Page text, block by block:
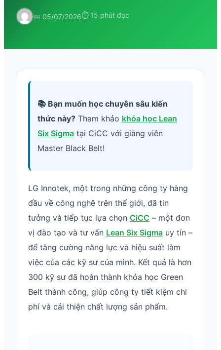
📅 05/07/2026⏱ 15 phút đọc
📚 Bạn muốn học chuyên sâu kiến
thức này? Tham khảo khóa học Lean
Six Sigma tại CiCC với giảng viên
Master Black Belt!
LG Innotek, một trong những công ty hàng
đầu về công nghệ trên thế giới, đã tin
tưởng và tiếp tục lựa chọn CiCC – một đơn
vị đào tạo và tư vấn Lean Six Sigma uy tín –
để tăng cường năng lực và hiệu suất làm
việc của các kỹ sư của mình. Kết quả là hơn
300 kỹ sư đã hoàn thành khóa học Green
Belt thành công, giúp công ty tiết kiệm chi
phí và cải thiện chất lượng sản phẩm.